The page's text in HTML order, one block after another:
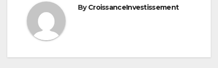
ByCroissanceInvestissement